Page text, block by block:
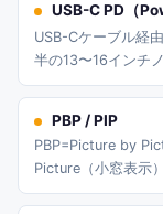
USB-C PD（
USB-Cケーブル経
半の13〜16インチ
PBP / PIP
PBP=Picture by
Picture（小窓表示